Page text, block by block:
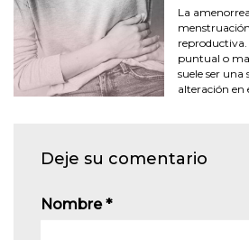
La
reproductiva.
puntual o
suele ser una
alteración en
Deje su comentario
Nombre*